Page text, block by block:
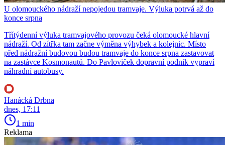
U olomouckého nádraží nepojedou tramvaje. Výluka potrvá až do
konce srpna
Třítýdenní výluka tramvajového provozu čeká olomoucké hlavní
nádraží. Od zítřka tam začne výměna výhybek a kolejnic. Místo
před nádražní budovou budou tramvaje do konce srpna zastavovat
na zastávce Kosmonautů. Do Pavloviček dopravní podnik vypraví
náhradní autobusy.
Hanácká Drbna
dnes, 17:11
1 min
Reklama